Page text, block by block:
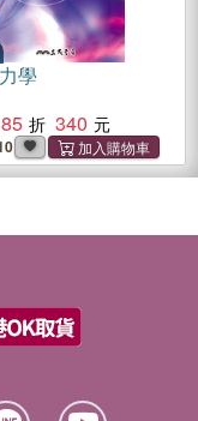
學
85
340